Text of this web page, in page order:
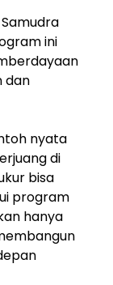
Samudra
ini
dan
nyata
di
bisa
program
hanya